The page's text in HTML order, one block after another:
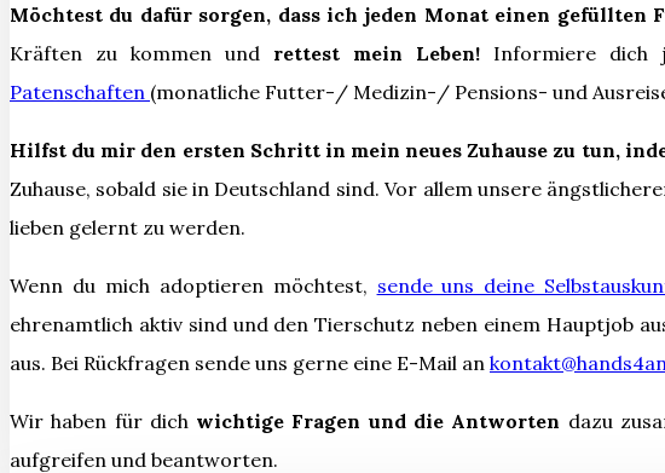
Möchtest du dafür sorgen, dass ich jeden Monat einen gefüllten
Kräften zu kommen und rettest mein Leben! Informiere dich
Patenschaften (monatliche Futter-/ Medizin-/ Pensions- und
Hilfst du mir den ersten Schritt in mein neues Zuhause zu tun,
Zuhause, sobald sie in Deutschland sind. Vor allem unsere
lieben gelernt zu werden.
Wenn du mich adoptieren möchtest, sende uns deine
ehrenamtlich aktiv sind und den Tierschutz neben einem Hauptjob
aus. Bei Rückfragen sende uns gerne eine E-Mail an
Wir haben für dich wichtige Fragen und die Antworten dazu
aufgreifen und beantworten.